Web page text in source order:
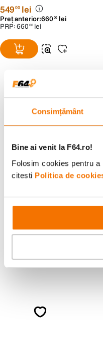
Consimțământ
Bine ai venit la F64.ro!
Folosim cookies pentru
citesti Politica de
54900 lei
Preț anterior:660 00 lei
PRP:660 00 lei